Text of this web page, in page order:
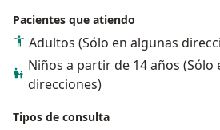
Pacientes que atiendo
Adultos (Sólo en algunas
Niños a partir de 14 años (Sólo
direcciones)
Tipos de consulta